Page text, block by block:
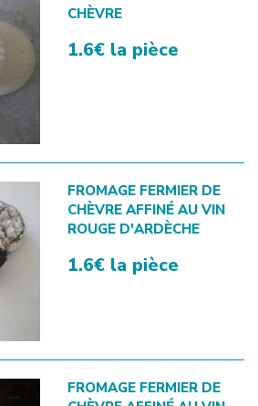
CHÈVRE
1.6€ la pièce
FROMAGE FERMIER DE
CHÈVRE AFFINÉ AU VIN
ROUGE D'ARDÈCHE
1.6€ la pièce
FROMAGE FERMIER DE